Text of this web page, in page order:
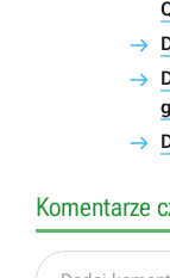
Komentarze